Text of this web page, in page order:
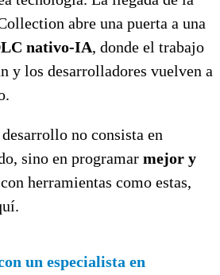
abre una puerta a una
nativo-IA, donde el trabajo
y los desarrolladores vuelven a
no consista en
sino en programar mejor y
herramientas como estas,
un especialista en